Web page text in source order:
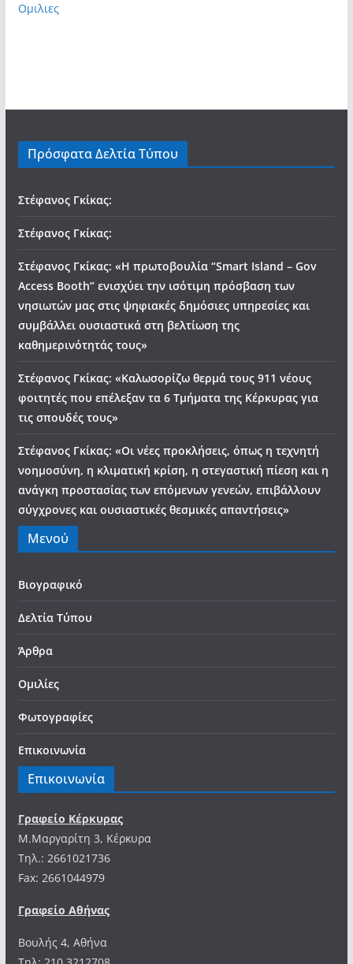
Ομιλιες
Πρόσφατα Δελτία Τύπου
Στέφανος Γκίκας:
Στέφανος Γκίκας:
Στέφανος Γκίκας: «Η πρωτοβουλία “Smart Island – Gov
Access Booth” ενισχύει την ισότιμη πρόσβαση των
νησιωτών μας στις ψηφιακές δημόσιες υπηρεσίες και
συμβάλλει ουσιαστικά στη βελτίωση της
καθημερινότητάς τους»
Στέφανος Γκίκας: «Καλωσορίζω θερμά τους 911 νέους
φοιτητές που επέλεξαν τα 6 Τμήματα της Κέρκυρας για
τις σπουδές τους»
Στέφανος Γκίκας: «Οι νέες προκλήσεις, όπως η τεχνητή
νοημοσύνη, η κλιματική κρίση, η στεγαστική πίεση και η
ανάγκη προστασίας των επόμενων γενεών, επιβάλλουν
σύγχρονες και ουσιαστικές θεσμικές απαντήσεις»
Μενού
Βιογραφικό
Δελτία Τύπου
Άρθρα
Ομιλίες
Φωτογραφίες
Επικοινωνία
Επικοινωνία
Γραφείο Κέρκυρας
Μ.Μαργαρίτη 3, Κέρκυρα
Tηλ.: 2661021736
Fax: 2661044979
Γραφείο Αθήνας
Βουλής 4, Αθήνα